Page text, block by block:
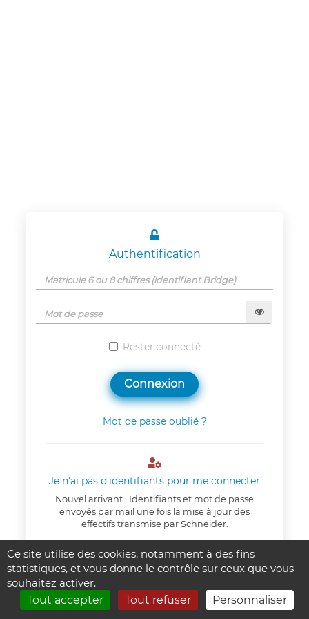

Authentification
Rester connecté
Connexion
Mot de passe oublié ?

Je n'ai pas d'identifiants pour me connecter
Nouvel arrivant : Identifiants et mot de passe
envoyés par mail une fois la mise à jour des
effectifs transmise par Schneider.
Un problème de connexion ?
Ce site utilise des cookies, notamment à des fins
statistiques, et vous donne le contrôle sur ceux que vous
souhaitez activer.
Tout accepter
Tout refuser Personnaliser